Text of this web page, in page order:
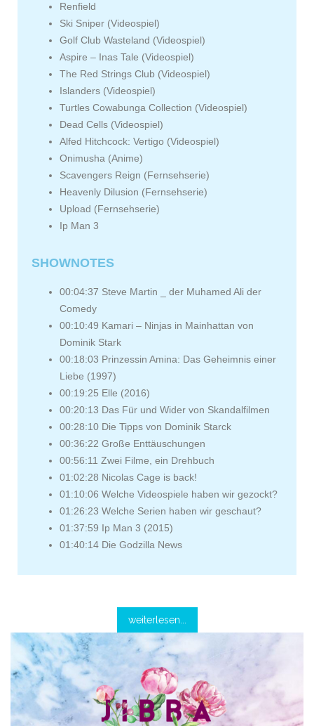
Renfield
Ski Sniper (Videospiel)
Golf Club Wasteland (Videospiel)
Aspire – Inas Tale (Videospiel)
The Red Strings Club (Videospiel)
Islanders (Videospiel)
Turtles Cowabunga Collection (Videospiel)
Dead Cells (Videospiel)
Alfed Hitchcock: Vertigo (Videospiel)
Onimusha (Anime)
Scavengers Reign (Fernsehserie)
Heavenly Dilusion (Fernsehserie)
Upload (Fernsehserie)
Ip Man 3
SHOWNOTES
00:04:37 Steve Martin _ der Muhamed Ali der
Comedy
00:10:49 Kamari – Ninjas in Mainhattan von
Dominik Stark
00:18:03 Prinzessin Amina: Das Geheimnis einer
Liebe (1997)
00:19:25 Elle (2016)
00:20:13 Das Für und Wider von Skandalfilmen
00:28:10 Die Tipps von Dominik Starck
00:36:22 Große Enttäuschungen
00:56:11 Zwei Filme, ein Drehbuch
01:02:28 Nicolas Cage is back!
01:10:06 Welche Videospiele haben wir gezockt?
01:26:23 Welche Serien haben wir geschaut?
01:37:59 Ip Man 3 (2015)
01:40:14 Die Godzilla News
weiterlesen...